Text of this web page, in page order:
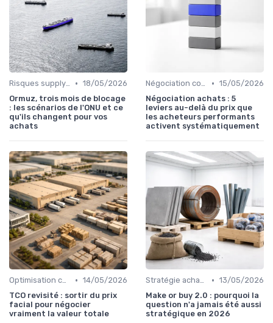
Risques supply-chain • 18/05/2026
Ormuz, trois mois de blocage
: les scénarios de l'ONU et ce
qu'ils changent pour vos
achats
Négociation contrats • 15/05/2026
Négociation achats : 5
leviers au-delà du prix que
les acheteurs performants
activent systématiquement
Optimisation coûts • 14/05/2026
TCO revisité : sortir du prix
facial pour négocier
vraiment la valeur totale
Stratégie achats • 13/05/2026
Make or buy 2.0 : pourquoi la
question n'a jamais été aussi
stratégique en 2026